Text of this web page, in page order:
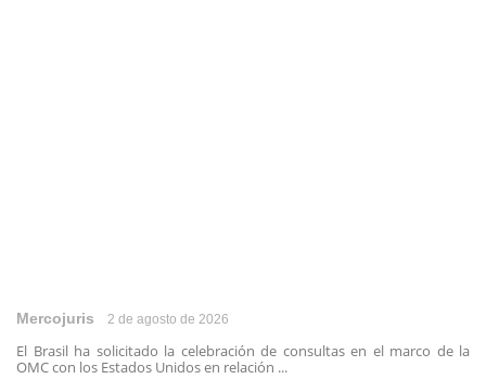
Mercojuris 2 de agosto de 2026
El Brasil ha solicitado la celebración de consultas en el marco de la
OMC con los Estados Unidos en relación ...